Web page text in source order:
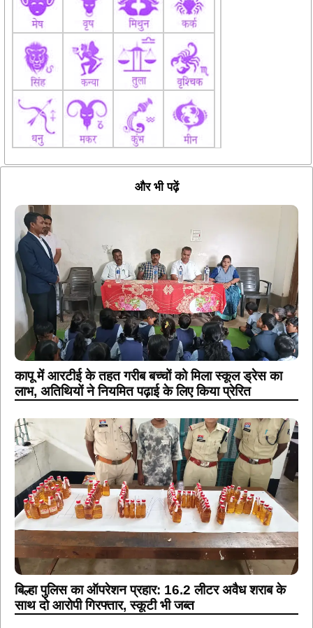
और भी पढ़ें
कापू में आरटीई के तहत गरीब बच्चों को मिला स्कूल ड्रेस का
लाभ, अतिथियों ने नियमित पढ़ाई के लिए किया प्रेरित
बिल्हा पुलिस का ऑपरेशन प्रहार: 16.2 लीटर अवैध शराब के
साथ दो आरोपी गिरफ्तार, स्कूटी भी जब्त